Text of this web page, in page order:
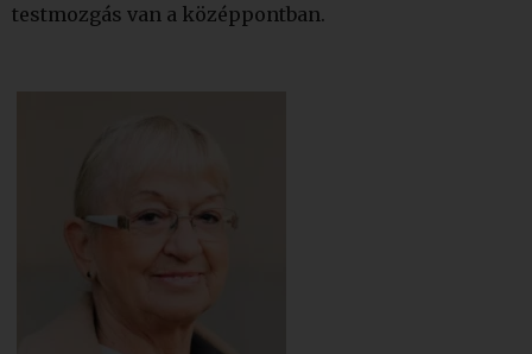
testmozgás van a középpontban.